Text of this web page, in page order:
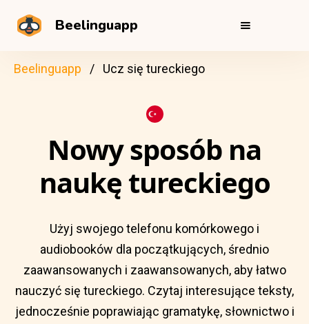
Beelinguapp
Beelinguapp Ucz się tureckiego
Nowy sposób na
naukę tureckiego
Użyj swojego telefonu komórkowego i
audiobooków dla początkujących, średnio
zaawansowanych i zaawansowanych, aby łatwo
nauczyć się tureckiego. Czytaj interesujące teksty,
jednocześnie poprawiając gramatykę, słownictwo i